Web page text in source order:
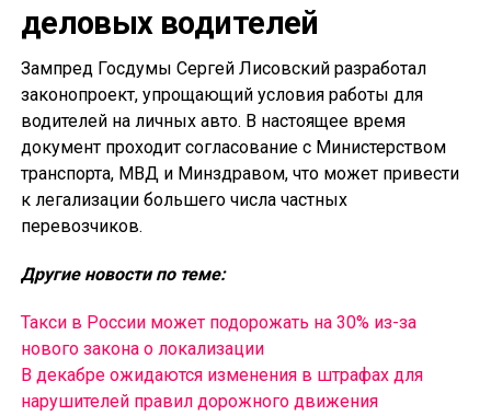
деловых водителей
Зампред Госдумы Сергей Лисовский разработал
законопроект, упрощающий условия работы для
водителей на личных авто. В настоящее время
документ проходит согласование с Министерством
транспорта, МВД и Минздравом, что может привести
к легализации большего числа частных
перевозчиков.
Другие новости по теме:
Такси в России может подорожать на 30% из-за
нового закона о локализации
В декабре ожидаются изменения в штрафах для
нарушителей правил дорожного движения